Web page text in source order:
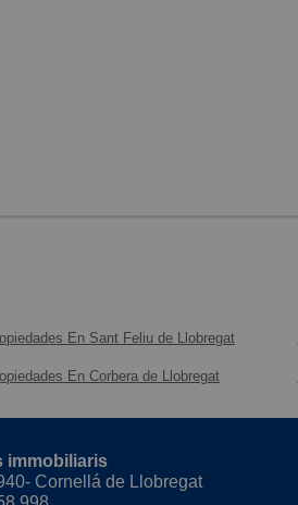
En Sant Feliu de Llobregat
En Corbera de Llobregat
immobiliaris
Cornellá de Llobregat